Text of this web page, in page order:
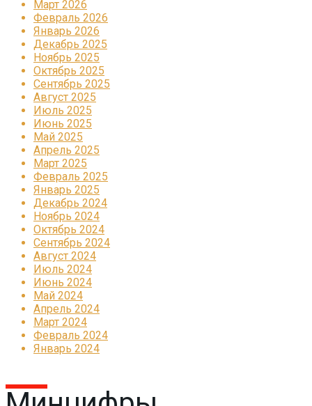
Март 2026
Февраль 2026
Январь 2026
Декабрь 2025
Ноябрь 2025
Октябрь 2025
Сентябрь 2025
Август 2025
Июль 2025
Июнь 2025
Май 2025
Апрель 2025
Март 2025
Февраль 2025
Январь 2025
Декабрь 2024
Ноябрь 2024
Октябрь 2024
Сентябрь 2024
Август 2024
Июль 2024
Июнь 2024
Май 2024
Апрель 2024
Март 2024
Февраль 2024
Январь 2024